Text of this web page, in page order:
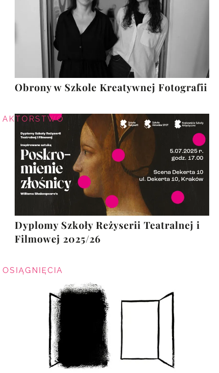
Obrony w Szkole Kreatywnej Fotografii
AKTORSTWO
Dyplomy Szkoły Reżyserii Teatralnej i
Filmowej 2025/26
OSIĄGNIĘCIA